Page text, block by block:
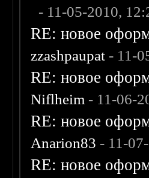
- 11-05-2010,
RE: новое
zzashpaupat - 11-
RE: новое
Niflheim - 11-06-
RE: новое
Anarion83 - 11-
RE: новое